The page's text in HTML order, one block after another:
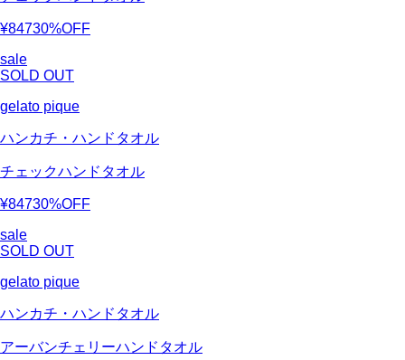
¥84730%OFF
sale
SOLD OUT
gelato pique
ハンカチ・ハンドタオル
チェックハンドタオル
¥84730%OFF
sale
SOLD OUT
gelato pique
ハンカチ・ハンドタオル
アーバンチェリーハンドタオル